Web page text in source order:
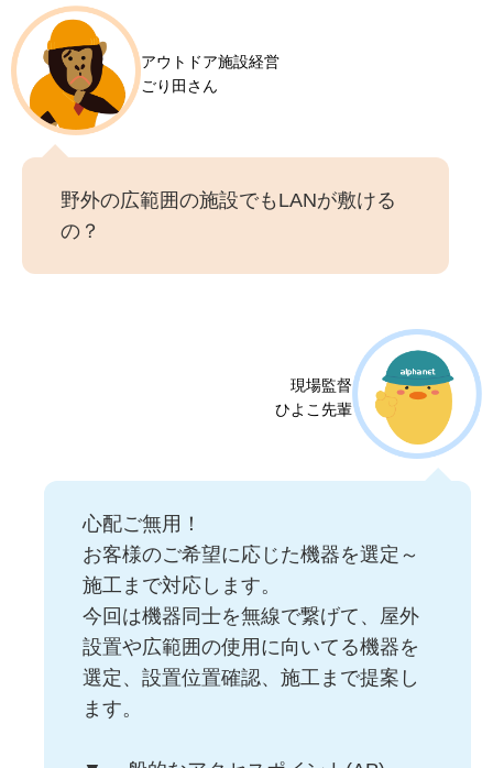
アウトドア施設経営
ごり田さん
野外の広範囲の施設でもLANが敷ける
の？
現場監督
ひよこ先輩
心配ご無用！
お客様のご希望に応じた機器を選定～
施工まで対応します。
今回は機器同士を無線で繋げて、屋外
設置や広範囲の使用に向いてる機器を
選定、設置位置確認、施工まで提案し
ます。